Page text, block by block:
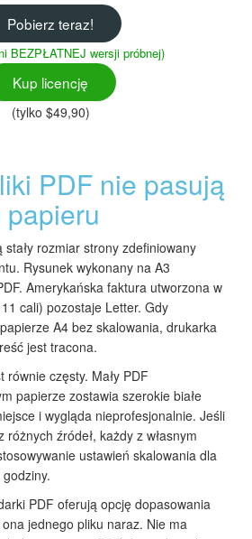
Pobierz teraz!
BEZPŁATNEJ wersji próbnej)
Kup licencję
(tylko $49,90)
PDF nie pasują
stały rozmiar strony zdefiniowany
Rysunek wykonany na A3
Amerykańska faktura utworzona w
cali) pozostaje Letter. Gdy
A4 bez skalowania, drukarka
jest tracona.
częsty. Mały PDF
papierze zostawia szerokie białe
i wygląda nieprofesjonalnie. Jeśli
źródeł, każdy z własnym
ustawień skalowania dla
PDF oferują opcję dopasowania
jednego pliku naraz. Nie ma